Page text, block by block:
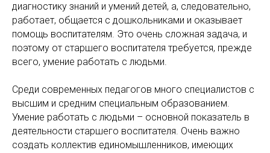
диагностику знаний и умений детей, а, следовательно,
работает, общается с дошкольниками и оказывает
помощь воспитателям. Это очень сложная задача, и
поэтому от старшего воспитателя требуется, прежде
всего, умение работать с людьми.
Среди современных педагогов много специалистов с
высшим и средним специальным образованием.
Умение работать с людьми – основной показатель в
деятельности старшего воспитателя. Очень важно
создать коллектив единомышленников, имеющих